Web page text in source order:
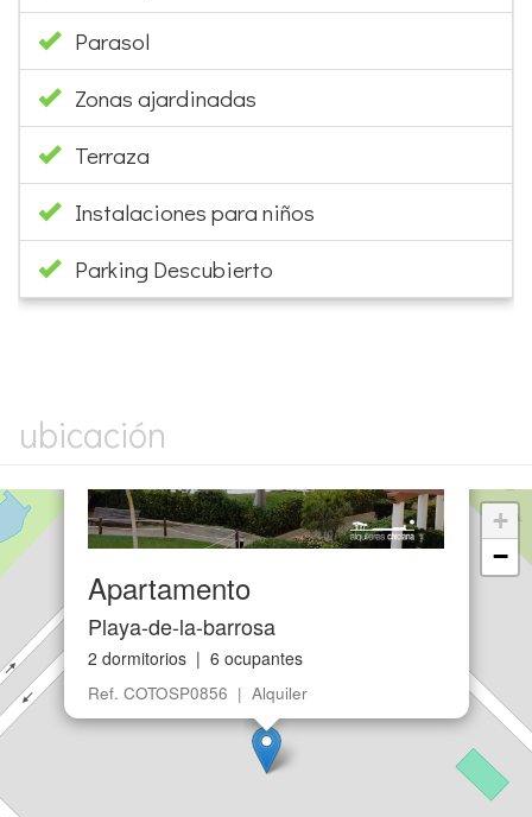
Parasol
Zonas ajardinadas
Terraza
Instalaciones para niños
Parking Descubierto
ubicación
Apartamento
Playa-de-la-barrosa
2 dormitorios | 6 ocupantes
Ref. COTOSP0856 | Alquiler
+
−